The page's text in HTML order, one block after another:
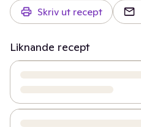
Skriv ut recept
Liknande recept